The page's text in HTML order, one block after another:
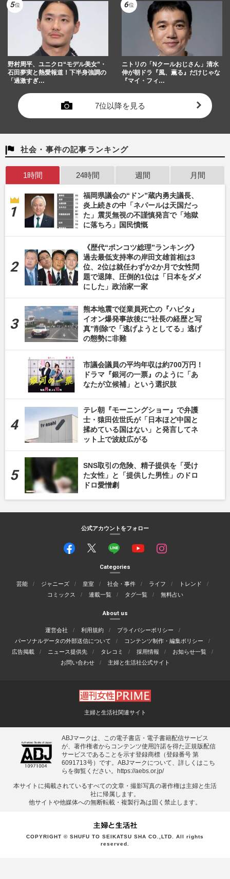
野村周平、ユニクロ“モデル美女”・
石田夢実と熱愛報道！下半身強調の
「過激すぎ…
ニトリの「Nクールおじさん」清水
伸が朝ドラ『風、薫る』だけじゃな
『マイ・フィ…
7位以降を見る
社会・事件の記事ランキング
1時間 24時間 週間 月間
福岡県議会の“ドン”蔵内勇夫議長、
炎上続きの中「ネパールは天国だっ
た」震災無視の不謹慎発言で「地獄
に落ちろ」国民憤慨
《歴代“ポンコツ総理”ランキング》
過去最低支持率の岸田文雄首相は3
位、2位は就任わずか2か月で女性問
題で退陣、圧倒的1位は「日本をダメ
にした」政治家一家
熊本地震で従業員死亡の『ハビタ』
イオン爆発事故後に“社長の経歴と写
真”削除で「逃げようとしてる」逃げ
の態勢に非難
市議会議員の平均年収は約700万円！
ドラマ『銀河の一票』のように「あ
なたが立候補」という選択肢
テレ朝『モーニングショー』で弁護
士・猿田佐世氏が「日本ほど中国と
揉めている国はない」と発言してネ
ット上で波紋広がる
SNS取引の危険、精子提供を「受け
た女性」と「提供した男性」のドロ
ドロ愛憎劇
公式アカウントをフォロー
Categories
芸能 ジャニーズ 皇室 社会・事件 ライフ
トレンド
コミックス
連載一覧 タグ一覧 無料占い
About us
運営会社 利用規約
プライバシーポリシー
パーソナルデータの外部送信について
コンテンツ制作・編集ポリシー
広告掲載
ニュース提供先 タレコミ 採用情報
お知らせ一覧
お問い合わせ
主婦と生活社公式サイト
主婦と生活社関連サイト
ABJマークは、この電子書店・電子書籍配信サービス
が、著作権者からコンテンツ使用許諾を得た正規版配信
サービスであることを示す登録商標（登録番号 第
6091713号）です。ABJマークについて、詳しくはこち
らを御覧ください。
https://aebs.or.jp/
本サイトに掲載されているすべての⽂章・撮影写真の著作権は主婦と⽣活
社に帰属します。
他サイトや他媒体への無断転載・複製⾏為は固く禁⽌します。
COPYRIGHT © SHUFU TO SEIKATSU SHA CO.,LTD. All rights
reserved.